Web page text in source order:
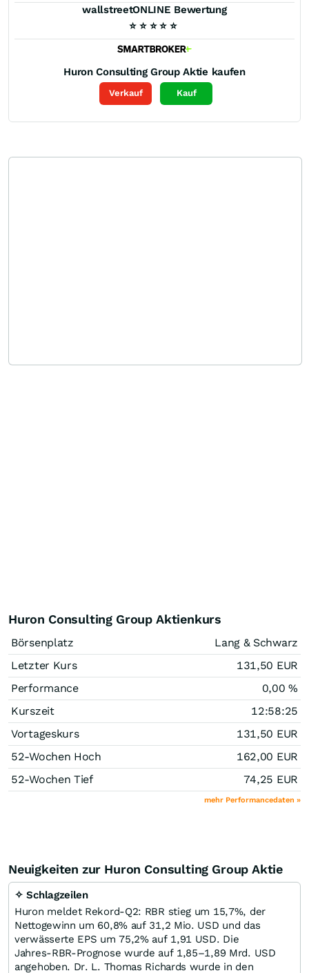
wallstreetONLINE Bewertung
⭐ ⭐ ⭐ ⭐ ⭐
Huron Consulting Group Aktie kaufen
Verkauf Kauf
Huron Consulting Group Aktienkurs
Börsenplatz
Lang & Schwarz
Letzter Kurs
131,50 EUR
Performance
0,00%
Kurszeit
12:58:25
Vortageskurs
131,50 EUR
52-Wochen Hoch
162,00 EUR
52-Wochen Tief
74,25 EUR
mehr Performancedaten »
Neuigkeiten zur Huron Consulting Group Aktie
✧ Schlagzeilen
Huron meldet Rekord‑Q2: RBR stieg um 15,7%, der
Nettogewinn um 60,8% auf 31,2 Mio. USD und das
verwässerte EPS um 75,2% auf 1,91 USD. Die
Jahres‑RBR‑Prognose wurde auf 1,85–1,89 Mrd. USD
angehoben. Dr. L. Thomas Richards wurde in den